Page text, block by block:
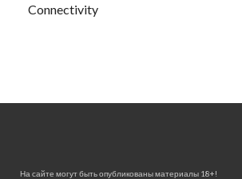
Connectivity
На сайте могут быть опубликованы материалы 18+!